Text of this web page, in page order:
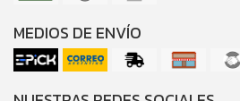
MEDIOS DE ENVÍO